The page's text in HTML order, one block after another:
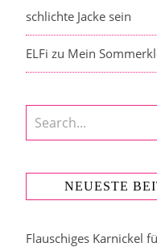
schlichte Jacke sein
ELFi zu Mein
NEUESTE
Flauschiges Karnickel